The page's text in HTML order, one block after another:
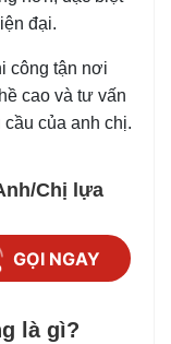
đại.
công tận nơi
cao và tư vấn
của anh chị.
Chị lựa
GỌI NGAY
là gì?